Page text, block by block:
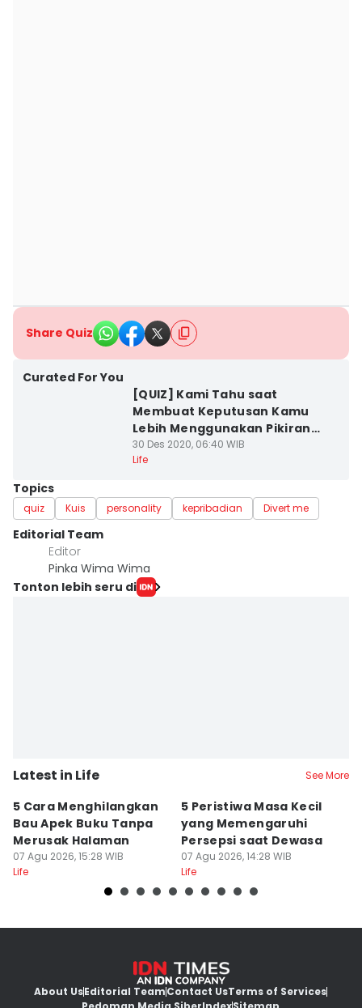
Share Quiz
Curated For You
[QUIZ] Kami Tahu saat
Membuat Keputusan Kamu
Lebih Menggunakan Pikiran
atau Hati
30 Des 2020, 06:40 WIB
Life
Topics
quiz Kuis personality kepribadian Divert me
Editorial Team
Editor
Pinka Wima Wima
Tonton lebih seru di
Latest in Life See More
5 Cara Menghilangkan
Bau Apek Buku Tanpa
Merusak Halaman
07 Agu 2026, 15:28 WIB
Life
5 Peristiwa Masa Kecil
yang Memengaruhi
Persepsi saat Dewasa
07 Agu 2026, 14:28 WIB
Life
About UsEditorial TeamContact UsTerms of Services